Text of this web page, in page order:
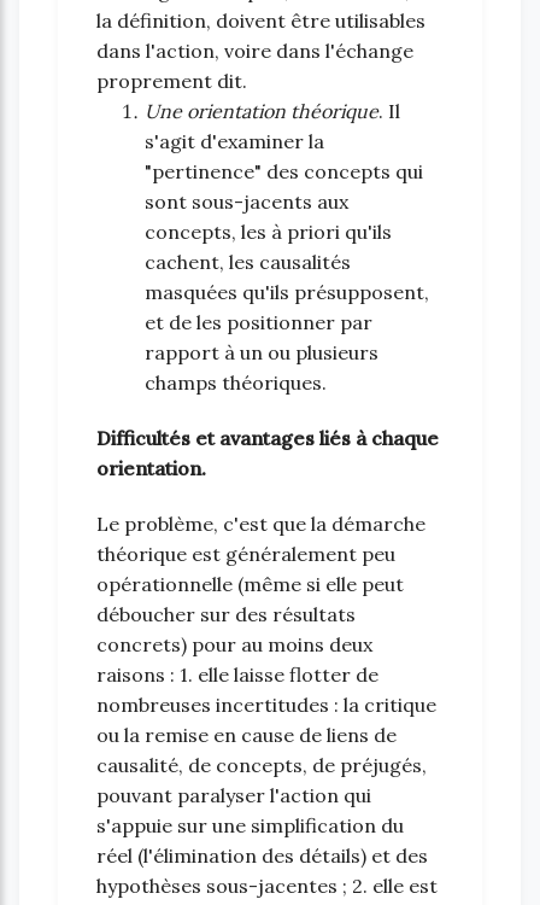
la définition, doivent être utilisables
dans l'action, voire dans l'échange
proprement dit.
Une orientation théorique. Il
s'agit d'examiner la
"pertinence" des concepts qui
sont sous-jacents aux
concepts, les à priori qu'ils
cachent, les causalités
masquées qu'ils présupposent,
et de les positionner par
rapport à un ou plusieurs
champs théoriques.
Difficultés et avantages liés à chaque
orientation.
Le problème, c'est que la démarche
théorique est généralement peu
opérationnelle (même si elle peut
déboucher sur des résultats
concrets) pour au moins deux
raisons : 1. elle laisse flotter de
nombreuses incertitudes : la critique
ou la remise en cause de liens de
causalité, de concepts, de préjugés,
pouvant paralyser l'action qui
s'appuie sur une simplification du
réel (l'élimination des détails) et des
hypothèses sous-jacentes ; 2. elle est